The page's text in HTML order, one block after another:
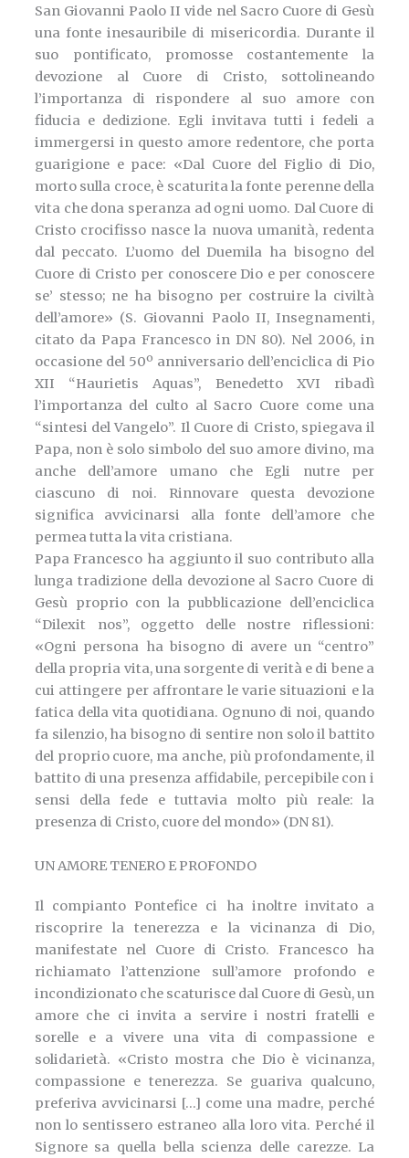
San Giovanni Paolo II vide nel Sacro Cuore di Gesù
una fonte inesauribile di misericordia. Durante il
suo pontificato, promosse costantemente la
devozione al Cuore di Cristo, sottolineando
l’importanza di rispondere al suo amore con
fiducia e dedizione. Egli invitava tutti i fedeli a
immergersi in questo amore redentore, che porta
guarigione e pace: «Dal Cuore del Figlio di Dio,
morto sulla croce, è scaturita la fonte perenne della
vita che dona speranza ad ogni uomo. Dal Cuore di
Cristo crocifisso nasce la nuova umanità, redenta
dal peccato. L’uomo del Duemila ha bisogno del
Cuore di Cristo per conoscere Dio e per conoscere
se’ stesso; ne ha bisogno per costruire la civiltà
dell’amore» (S. Giovanni Paolo II, Insegnamenti,
citato da Papa Francesco in DN 80). Nel 2006, in
occasione del 50º anniversario dell’enciclica di Pio
XII “Haurietis Aquas”, Benedetto XVI ribadì
l’importanza del culto al Sacro Cuore come una
“sintesi del Vangelo”. Il Cuore di Cristo, spiegava il
Papa, non è solo simbolo del suo amore divino, ma
anche dell’amore umano che Egli nutre per
ciascuno di noi. Rinnovare questa devozione
significa avvicinarsi alla fonte dell’amore che
permea tutta la vita cristiana.
Papa Francesco ha aggiunto il suo contributo alla
lunga tradizione della devozione al Sacro Cuore di
Gesù proprio con la pubblicazione dell’enciclica
“Dilexit nos”, oggetto delle nostre riflessioni:
«Ogni persona ha bisogno di avere un “centro”
della propria vita, una sorgente di verità e di bene a
cui attingere per affrontare le varie situazioni e la
fatica della vita quotidiana. Ognuno di noi, quando
fa silenzio, ha bisogno di sentire non solo il battito
del proprio cuore, ma anche, più profondamente, il
battito di una presenza affidabile, percepibile con i
sensi della fede e tuttavia molto più reale: la
presenza di Cristo, cuore del mondo» (DN 81).
UN AMORE TENERO E PROFONDO
Il compianto Pontefice ci ha inoltre invitato a
riscoprire la tenerezza e la vicinanza di Dio,
manifestate nel Cuore di Cristo. Francesco ha
richiamato l’attenzione sull’amore profondo e
incondizionato che scaturisce dal Cuore di Gesù, un
amore che ci invita a servire i nostri fratelli e
sorelle e a vivere una vita di compassione e
solidarietà. «Cristo mostra che Dio è vicinanza,
compassione e tenerezza. Se guariva qualcuno,
preferiva avvicinarsi […] come una madre, perché
non lo sentissero estraneo alla loro vita. Perché il
Signore sa quella bella scienza delle carezze. La